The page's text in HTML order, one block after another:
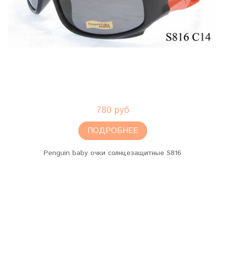
780 руб
ПОДРОБНЕЕ
Penguin baby очки солнцезащитные S816